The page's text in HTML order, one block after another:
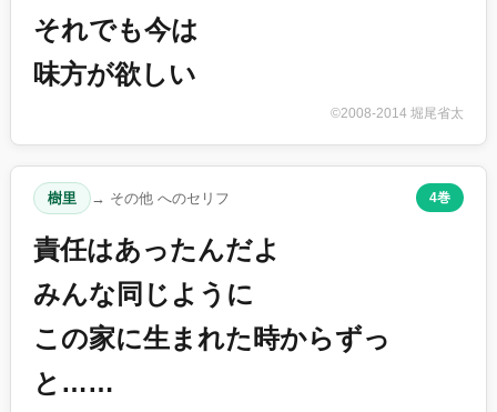
それでも今は
味方が欲しい
©2008-2014 堀尾省太
樹里 → その他 へのセリフ 4巻
責任はあったんだよ
みんな同じように
この家に生まれた時からずっ
と……